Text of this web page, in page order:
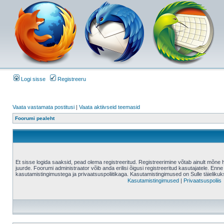
Logi sisse Registreeru
Vaata vastamata postitusi | Vaata aktiivseid teemasid
Foorumi pealeht
Et sisse logida saaksid, pead olema registreeritud. Registreerimine võtab ainult mõne
juurde. Foorumi administraator võib anda erilisi õigusi registreeritud kasutajatele.
kasutamistingimustega ja privaatsuspoliitikaga. Kasutamistingimused on Sulle
Kasutamistingimused| Privaatsuspoliis